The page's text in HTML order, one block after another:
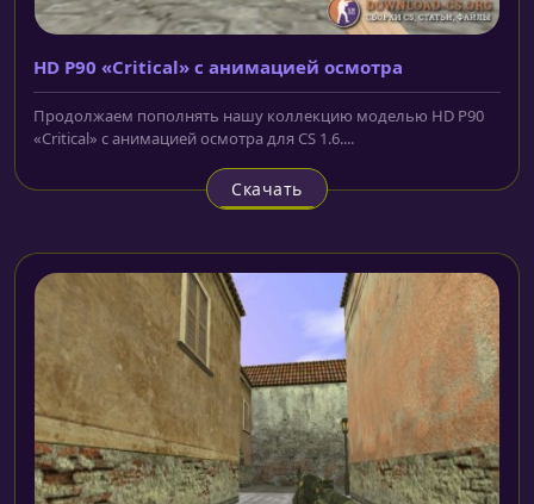
HD P90 «Critical» с анимацией осмотра
Продолжаем пополнять нашу коллекцию моделью HD P90
«Critical» с анимацией осмотра для CS 1.6....
Скачать